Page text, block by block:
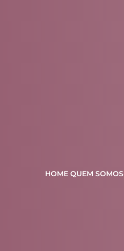
HOME QUEM SOMOS